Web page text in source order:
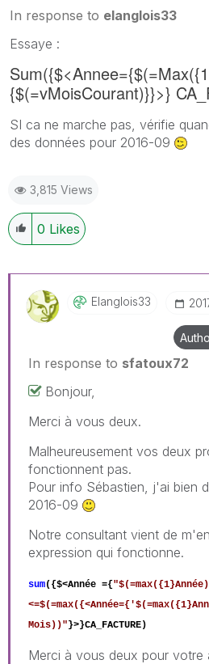
In response to elanglois33
‌Essaye :
{$(=vMoisCourant)}}>}
SI ca ne marche pas, vérifie
des données pour 2016-09
3,815 Views
0 Likes
Elanglois33
In response to sfatoux72
Bonjour,
Merci à vous deux.
Malheureusement vos deux
fonctionnent pas.
Pour info Sébastien, j'ai bien
2016-09
Notre consultant vient de
expression qui fonctionne.
sum({$<Année ={
Mois))"}>}CA_FACTURE)
Merci à vous deux pour votre